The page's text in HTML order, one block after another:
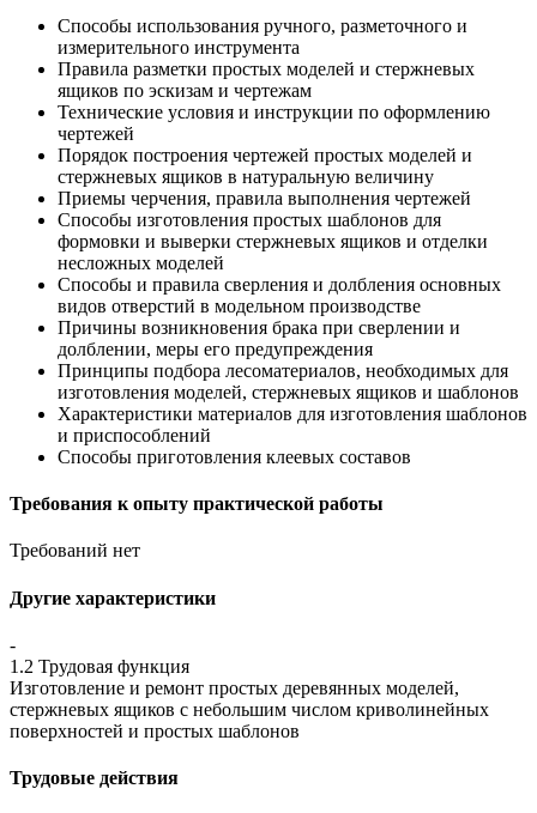
Способы использования ручного, разметочного и
измерительного инструмента
Правила разметки простых моделей и стержневых
ящиков по эскизам и чертежам
Технические условия и инструкции по оформлению
чертежей
Порядок построения чертежей простых моделей и
стержневых ящиков в натуральную величину
Приемы черчения, правила выполнения чертежей
Способы изготовления простых шаблонов для
формовки и выверки стержневых ящиков и отделки
несложных моделей
Способы и правила сверления и долбления основных
видов отверстий в модельном производстве
Причины возникновения брака при сверлении и
долблении, меры его предупреждения
Принципы подбора лесоматериалов, необходимых для
изготовления моделей, стержневых ящиков и шаблонов
Характеристики материалов для изготовления шаблонов
и приспособлений
Способы приготовления клеевых составов
Требования к опыту практической работы
Требований нет
Другие характеристики
-
1.2 Трудовая функция
Изготовление и ремонт простых деревянных моделей,
стержневых ящиков с небольшим числом криволинейных
поверхностей и простых шаблонов
Трудовые действия